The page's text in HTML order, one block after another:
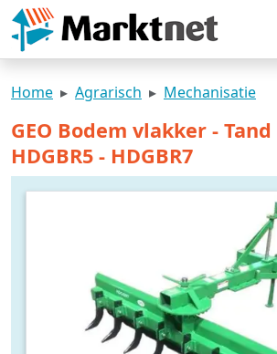
Home Agrarisch Mechanisatie
GEO Bodem vlakker -
HDGBR5 - HDGBR7